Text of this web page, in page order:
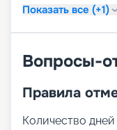
Показать все (+1)
Вопросы-
Правила
Количество